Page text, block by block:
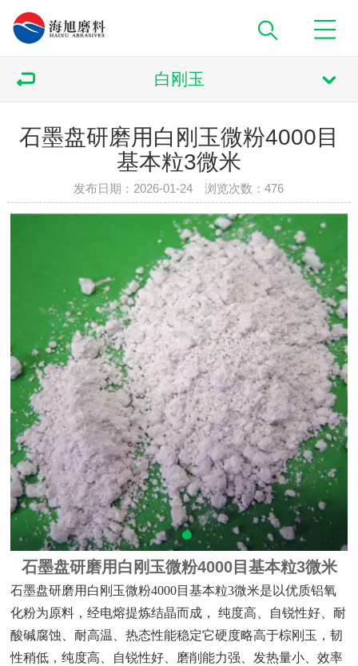
白刚玉
石墨盘研磨用白刚玉微粉4000目
基本粒3微米
发布日期：2026-01-24 浏览次数：476
石墨盘研磨用白刚玉微粉4000目基本粒3微米
石墨盘研磨用白刚玉微粉4000目基本粒3微米是以优质铝氧
化粉为原料，经电熔提炼结晶而成，
纯度高、自锐性好、耐
酸碱腐蚀、耐高温、热态性能稳定它硬度略高于棕刚玉，韧
性稍低，纯度高、自锐性好、磨削能力强、发热量小、效率